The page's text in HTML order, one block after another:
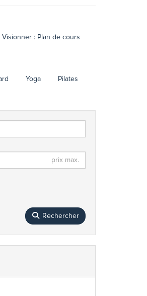
Visionner : Plan de cours
Yoga Pilates
Rechercher